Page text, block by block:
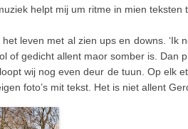
helpt mij um ritme in mien teksten
leven met al zien ups en downs. ‘Ik
of gedicht allent maor somber is. Dan
wij nog even deur de tuun. Op elk
foto’s mit tekst. Het is niet allent